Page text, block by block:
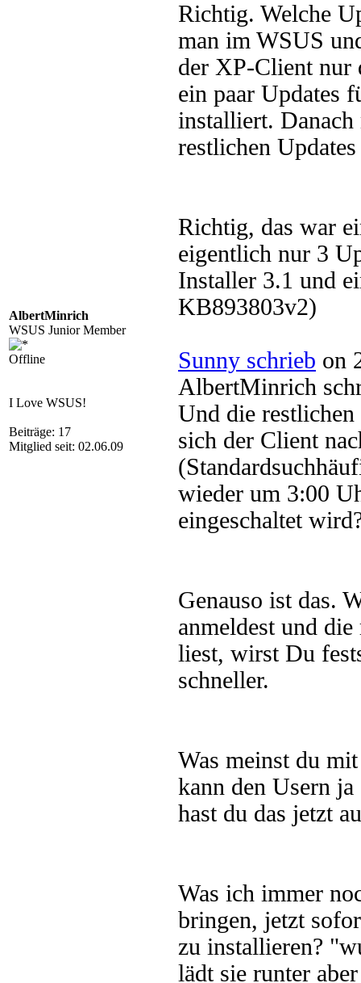
AlbertMinrich
WSUS Junior Member
Offline
I Love WSUS!
Beiträge: 17
Mitglied seit: 02.06.09
Richtig. Welche
man im WSUS
der XP-Client nur
ein paar Updates
installiert.
restlichen
Richtig, das war
eigentlich nur 3
Installer 3.1 und
KB893803v2)
Sunny schrieb on
AlbertMinrich
Und die
sich der Client
wieder um 3:00
eingeschaltet
Genauso ist das.
anmeldest und
liest, wirst Du
schneller.
Was meinst du
kann den Usern
hast du das jetzt
Was ich immer
bringen, jetzt
zu installieren?
lädt sie runter